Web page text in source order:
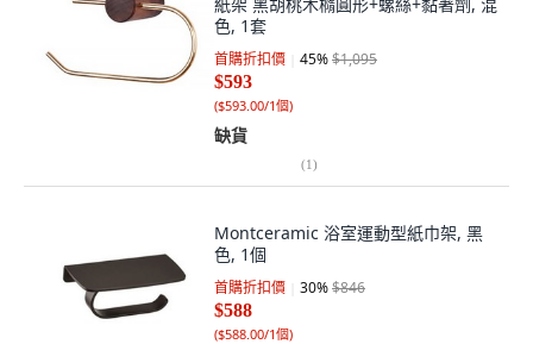
色, 1套
首購折扣價 45%$1,095
$593
($593.00/1個)
缺貨
(1)
Montceramic 浴室運動型紙巾架, 黑
色, 1個
首購折扣價 30%$846
$588
($588.00/1個)